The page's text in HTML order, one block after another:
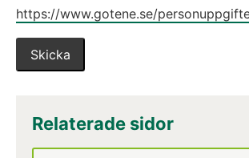
https://www.gotene.se/
Relaterade sidor